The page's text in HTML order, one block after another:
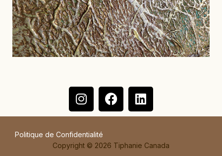
Politique de Confidentialité
Copyright © 2026 Tiphanie Canada